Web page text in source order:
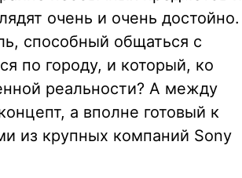
очень и очень достойно.
способный общаться с
по городу, и который, ко
реальности? А между
а вполне готовый к
из крупных компаний Sony